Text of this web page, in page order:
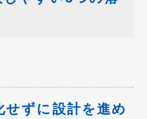
せずに設計を進め